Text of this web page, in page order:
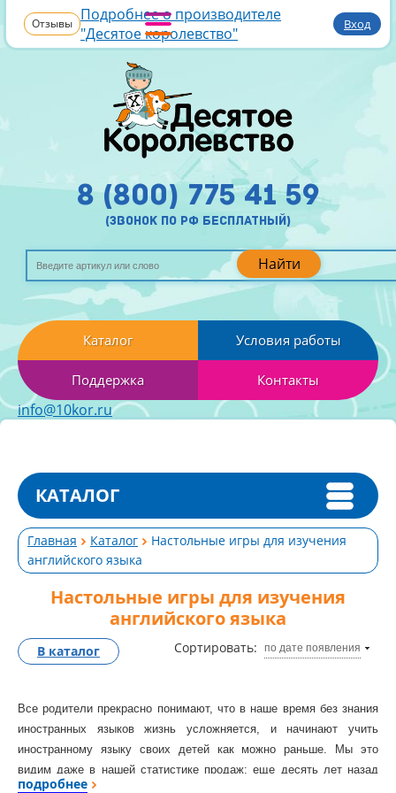
Отзывы Подробнее о производителе
"Десятое королевство"
Вход
Найти
8 (800) 775 41 59
(звонок по рф бесплатный)
Каталог Условия работы
Поддержка Контакты
info@10kor.ru
КАТАЛОГ
Главная Каталог
Настольные игры для изучения
английского языка
Настольные игры для изучения
английского языка
Сортировать: по дате появления
В каталог
Все родители прекрасно понимают, что в наше время без знания
иностранных языков жизнь усложняется, и начинают учить
иностранному языку своих детей как можно раньше. Мы это
видим даже в нашей статистике продаж: еще десять лет назад
английский алфавит для малышей на кубиках продавался
подробнее